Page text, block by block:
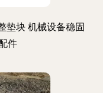
垫块 机械设备稳固
件